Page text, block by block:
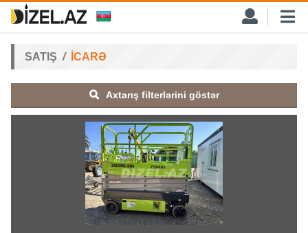
SATIŞ İCARƏ
Axtarış filterlərini göstər